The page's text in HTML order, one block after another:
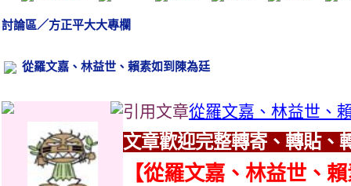
討論區／方正平大大專欄
從羅文嘉、林益世、賴素如到陳為廷
引用文章從羅文嘉、林益世、
文章歡迎完整轉寄、轉貼、
【從羅文嘉、林益世、